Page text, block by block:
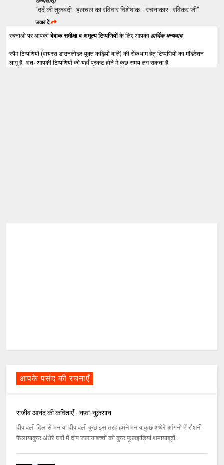
“दर्द की तुकबंदी...हलचल का रविवार विशेषांक....रचनाकार...रविकर जी”
जवाब दें
रचनाओं पर आपकीबेबाक समीक्षा व अमूल्य टिप्पणियोंके लिए आपका हार्दिक धन्यवाद.
स्पैम टिप्पणियों (वायरस डाउनलोडर युक्त कड़ियों वाले) की रोकथाम हेतु टिप्पणियों का मॉडरेशन
लागू है. अतः आपकी टिप्पणियों को यहाँ प्रकट होने में कुछ समय लग सकता है.
आपके पसंद की रचनाएँ
राजीव आनंद की कविताएँ - नफ़ा-नुक़सान
दीपावली दिल से मनाया दीपावली कुछ इस तरह हमने मनायाकुछ अंधेरे आंगनों में रौशनी
फैलायाकुछ अंधेरे घरों में दीप जलायाबच्‍चों को कुछ फूलझड़ियां थमायाबूढ़ों...